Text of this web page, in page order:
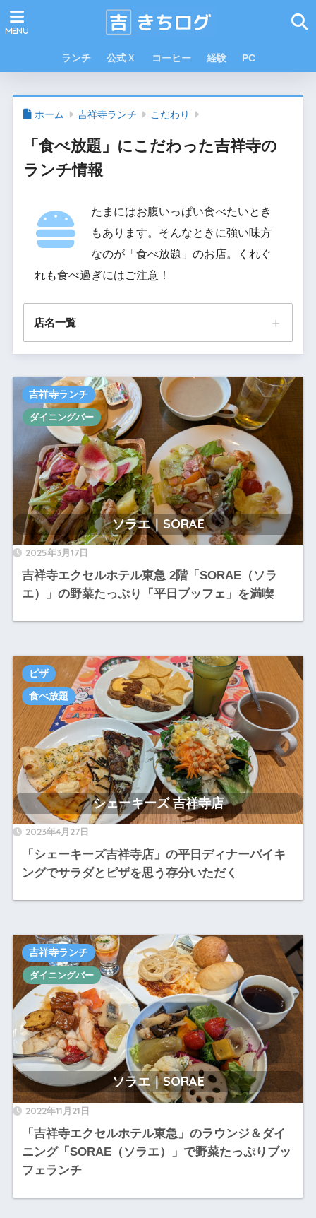
ランチ 公式Ｘ コーヒー 経験 PC
ホーム 吉祥寺ランチ こだわり
「食べ放題」にこだわった吉祥寺の
ランチ情報
たまにはお腹いっぱい食べたいとき
もあります。そんなときに強い味方
なのが「食べ放題」のお店。くれぐ
れも食べ過ぎにはご注意！
店名一覧
くしやものがたり｜串家物語 吉祥寺店
シェーキーズ 吉祥寺店（2）
しゃぶ葉 吉祥寺店
ソラエ｜SORAE（3）
やきにく｜焼肉きんぐ
2025年3月17日
吉祥寺エクセルホテル東急 2階「SORAE（ソラ
エ）」の野菜たっぷり「平日ブッフェ」を満喫
ソラエ｜SORAE
吉祥寺ランチ
ダイニングバー
2023年4月27日
「シェーキーズ吉祥寺店」の平日ディナーバイキ
ングでサラダとピザを思う存分いただく
シェーキーズ 吉祥寺店
ピザ
食べ放題
2022年11月21日
「吉祥寺エクセルホテル東急」のラウンジ＆ダイ
ニング「SORAE（ソラエ）」で野菜たっぷりブッ
フェランチ
ソラエ｜SORAE
吉祥寺ランチ
ダイニングバー